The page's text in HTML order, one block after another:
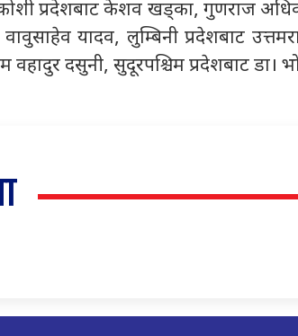
प्रदेशबाट केशव खड्का, गुणराज
यादव, लुम्बिनी प्रदेशबाट
वहादुर दसुनी, सुदूरपश्चिम प्रदेशबाट डा।